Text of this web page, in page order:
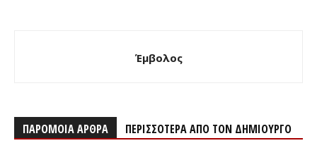
Έμβολος
ΠΑΡΟΜΟΙΑ ΑΡΘΡΑ ΠΕΡΙΣΣΟΤΕΡΑ ΑΠΟ ΤΟΝ ΔΗΜΙΟΥΡΓΟ